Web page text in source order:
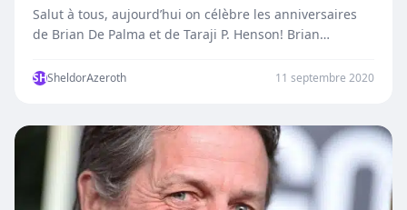
Salut à tous, aujourd’hui on célèbre les anniversaires
de Brian De Palma et de Taraji P. Henson! Brian…
SHSheldorAzeroth 11 septembre 2020